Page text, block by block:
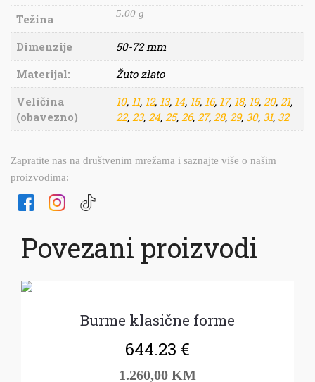
Težina 5.00 g
Dimenzije
50-72 mm
Materijal:
Žuto zlato
Veličina
(obavezno)
10, 11, 12, 13, 14, 15, 16, 17, 18, 19, 20, 21,
22, 23, 24, 25, 26, 27, 28, 29, 30, 31, 32
Zapratite nas na društvenim mrežama i saznajte više o našim
proizvodima:
Povezani proizvodi
Burme klasične forme
644.23 €
1.260,00 KM